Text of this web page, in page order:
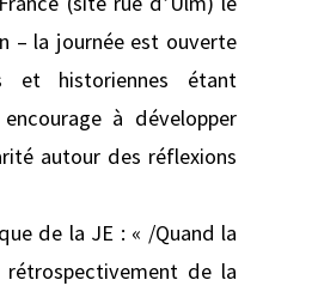
– la journée est ouverte
et historiennes étant
à développer
autour des réflexions
de la JE : « /Quand la
de la